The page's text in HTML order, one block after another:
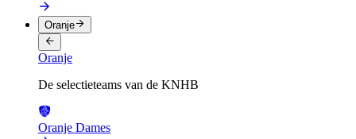
Oranje
Oranje
De selectieteams van de KNHB
Oranje Dames